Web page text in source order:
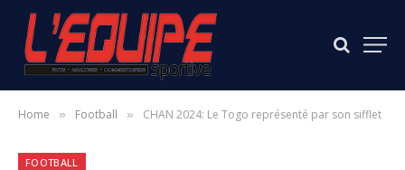
Home » Football » CHAN 2024: Le Togo représenté par son sifflet
FOOTBALL